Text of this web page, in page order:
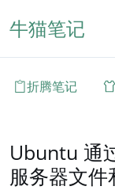
牛猫笔记
折腾笔记
Ubuntu 通
服务器文件